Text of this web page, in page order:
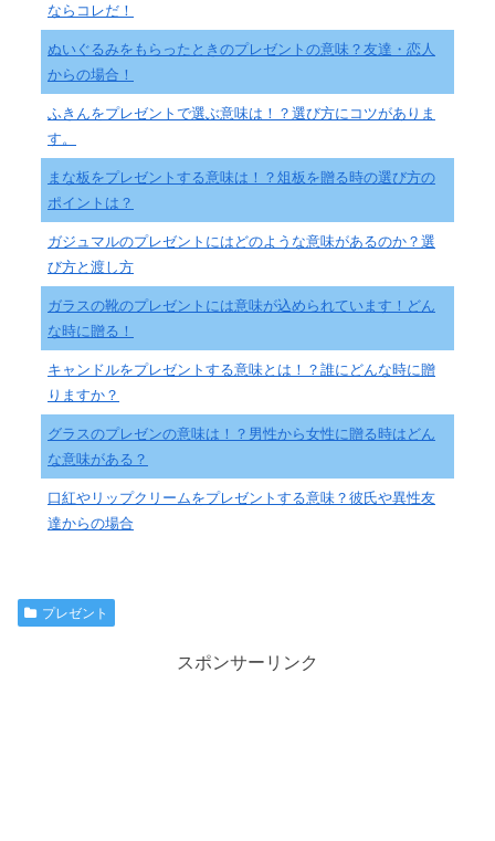
ならコレだ！
ぬいぐるみをもらったときのプレゼントの意味？友達・恋人
からの場合！
ふきんをプレゼントで選ぶ意味は！？選び方にコツがありま
す。
まな板をプレゼントする意味は！？俎板を贈る時の選び方の
ポイントは？
ガジュマルのプレゼントにはどのような意味があるのか？選
び方と渡し方
ガラスの靴のプレゼントには意味が込められています！どん
な時に贈る！
キャンドルをプレゼントする意味とは！？誰にどんな時に贈
りますか？
グラスのプレゼンの意味は！？男性から女性に贈る時はどん
な意味がある？
口紅やリップクリームをプレゼントする意味？彼氏や異性友
達からの場合
プレゼント
スポンサーリンク